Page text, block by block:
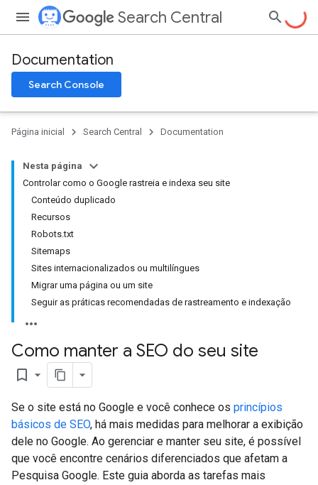
Search Central
Documentation
Search Console
Página inicial Search Central Documentation
Nesta página
Controlar como o Google rastreia e indexa seu site
Conteúdo duplicado
Recursos
Robots.txt
Sitemaps
Sites internacionalizados ou multilíngues
Migrar uma página ou um site
Seguir as práticas recomendadas de rastreamento e indexação
Como manter a SEO do seu site
bookmark_border
Se o site está no Google e você conhece os princípios
básicos de SEO, há mais medidas para melhorar a exibição
dele no Google. Ao gerenciar e manter seu site, é possível
que você encontre cenários diferenciados que afetam a
Pesquisa Google. Este guia aborda as tarefas mais